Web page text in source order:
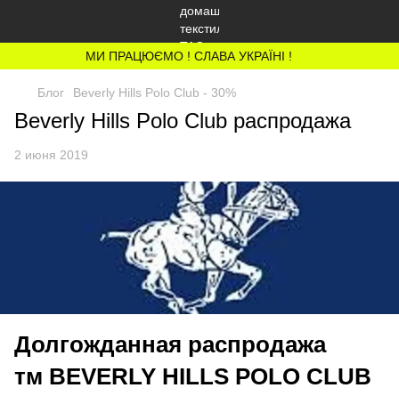
МИ ПРАЦЮЄМО ! СЛАВА УКРАЇНІ !
Блог Beverly Hills Polo Club - 30%
Beverly Hills Polo Club распродажа
2 июня 2019
Долгожданная распродажа
тм BEVERLY HILLS POLO CLUB